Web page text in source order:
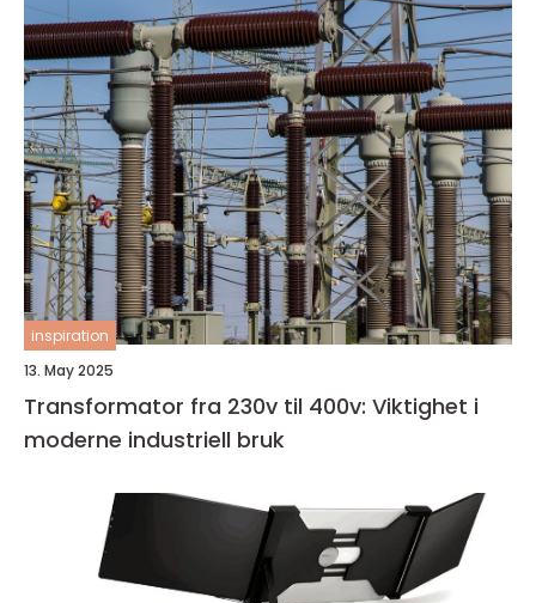
inspiration
13. May 2025
Transformator fra 230v til 400v: Viktighet i
moderne industriell bruk